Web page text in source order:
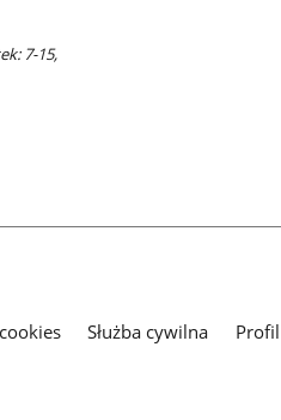
7-15,
Służba cywilna